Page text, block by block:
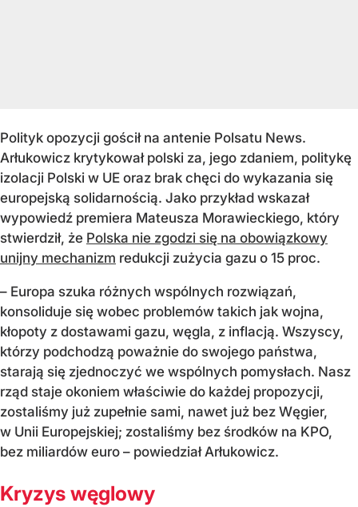
Polityk opozycji gościł na antenie Polsatu News.
Arłukowicz krytykował polski za, jego zdaniem, politykę
izolacji Polski w UE oraz brak chęci do wykazania się
europejską solidarnością. Jako przykład wskazał
wypowiedź premiera Mateusza Morawieckiego, który
stwierdził, że Polska nie zgodzi się na obowiązkowy
unijny mechanizm redukcji zużycia gazu o 15 proc.
– Europa szuka różnych wspólnych rozwiązań,
konsoliduje się wobec problemów takich jak wojna,
kłopoty z dostawami gazu, węgla, z inflacją. Wszyscy,
którzy podchodzą poważnie do swojego państwa,
starają się zjednoczyć we wspólnych pomysłach. Nasz
rząd staje okoniem właściwie do każdej propozycji,
zostaliśmy już zupełnie sami, nawet już bez Węgier,
w Unii Europejskiej; zostaliśmy bez środków na KPO,
bez miliardów euro – powiedział Arłukowicz.
Kryzys węglowy